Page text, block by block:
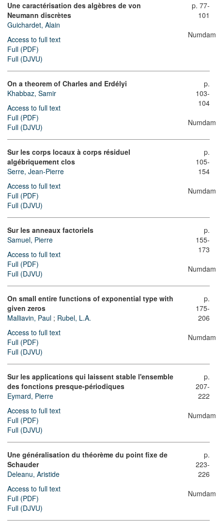
Une caractérisation des algèbres de von
Neumann discrètes
Guichardet, Alain
Access to full text
Full (PDF)
Full (DJVU)
p. 77-
101
Numdam
On a theorem of Charles and Erdélyi
Khabbaz, Samir
Access to full text
Full (PDF)
Full (DJVU)
p.
103-
104
Numdam
Sur les corps locaux à corps résiduel
algébriquement clos
Serre, Jean-Pierre
Access to full text
Full (PDF)
Full (DJVU)
p.
105-
154
Numdam
Sur les anneaux factoriels
Samuel, Pierre
Access to full text
Full (PDF)
Full (DJVU)
p.
155-
173
Numdam
On small entire functions of exponential type with
given zeros
Malliavin, Paul ; Rubel, L.A.
Access to full text
Full (PDF)
Full (DJVU)
p.
175-
206
Numdam
Sur les applications qui laissent stable l'ensemble
des fonctions presque-périodiques
Eymard, Pierre
Access to full text
Full (PDF)
Full (DJVU)
p.
207-
222
Numdam
Une généralisation du théorème du point fixe de
Schauder
Deleanu, Aristide
Access to full text
Full (PDF)
Full (DJVU)
p.
223-
226
Numdam